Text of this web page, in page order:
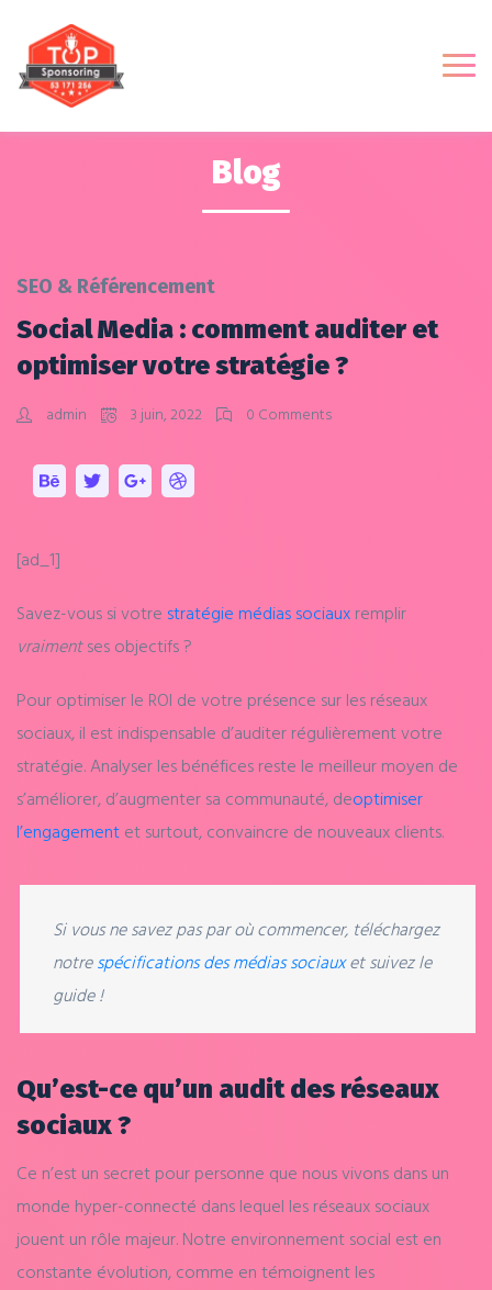
Blog
SEO & Référencement
Social Media : comment auditer et
optimiser votre stratégie ?
admin 3 juin, 2022 0 Comments
[ad_1]
Savez-vous si votre stratégie médias sociaux remplir
vraimentses objectifs ?
Pour optimiser le ROI de votre présence sur les réseaux
sociaux, il est indispensable d’auditer régulièrement votre
stratégie. Analyser les bénéfices reste le meilleur moyen de
s’améliorer, d’augmenter sa communauté, deoptimiser
l’engagement et surtout, convaincre de nouveaux clients.
Si vous ne savez pas par où commencer, téléchargez
notrespécifications des médias sociauxet suivez le
guide !
Qu’est-ce qu’un audit des réseaux
sociaux ?
Ce n’est un secret pour personne que nous vivons dans un
monde hyper-connecté dans lequel les réseaux sociaux
jouent un rôle majeur. Notre environnement social est en
constante évolution, comme en témoignent les